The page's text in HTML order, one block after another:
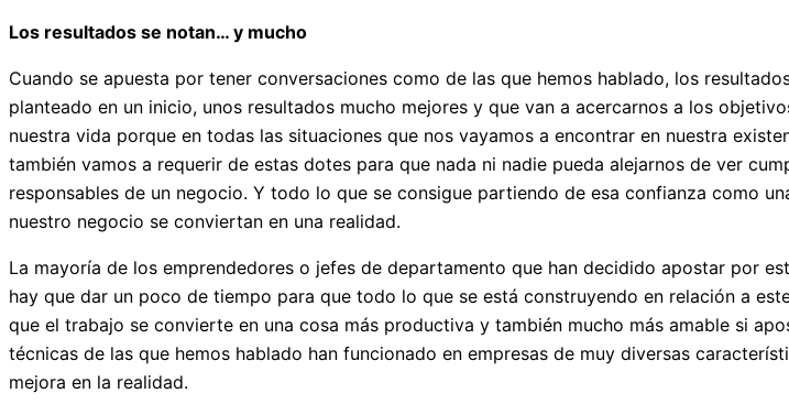
Los resultados se notan… y mucho
Cuando se apuesta por tener conversaciones como de las que hemos hablado, los
planteado en un inicio, unos resultados mucho mejores y que van a acercarnos a los
nuestra vida porque en todas las situaciones que nos vayamos a encontrar en nuestra
también vamos a requerir de estas dotes para que nada ni nadie pueda alejarnos de ver
responsables de un negocio. Y todo lo que se consigue partiendo de esa confianza como
nuestro negocio se conviertan en una realidad.
La mayoría de los emprendedores o jefes de departamento que han decidido apostar por
hay que dar un poco de tiempo para que todo lo que se está construyendo en relación a
que el trabajo se convierte en una cosa más productiva y también mucho más amable si
técnicas de las que hemos hablado han funcionado en empresas de muy diversas
mejora en la realidad.